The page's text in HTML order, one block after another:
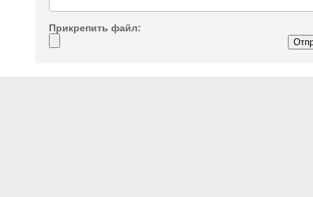
Прикрепить файл: